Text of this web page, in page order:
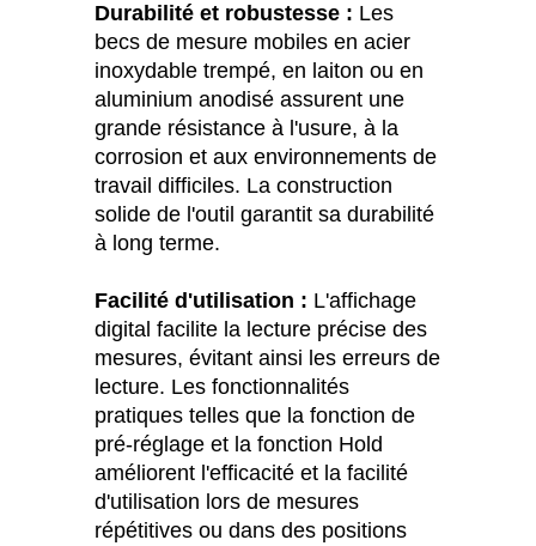
Durabilité et robustesse : Les
becs de mesure mobiles en acier
inoxydable trempé, en laiton ou en
aluminium anodisé assurent une
grande résistance à l'usure, à la
corrosion et aux environnements de
travail difficiles. La construction
solide de l'outil garantit sa durabilité
à long terme.
Facilité d'utilisation : L'affichage
digital facilite la lecture précise des
mesures, évitant ainsi les erreurs de
lecture. Les fonctionnalités
pratiques telles que la fonction de
pré-réglage et la fonction Hold
améliorent l'efficacité et la facilité
d'utilisation lors de mesures
répétitives ou dans des positions